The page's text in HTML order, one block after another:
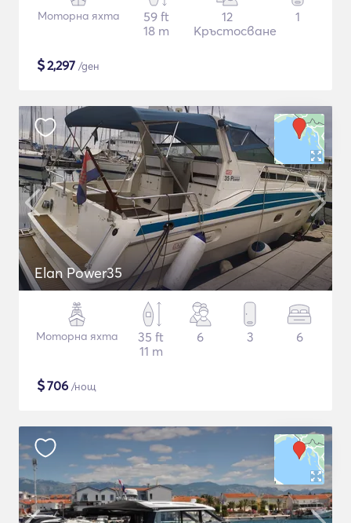
Моторна яхта
59 ft
18 m
12
Кръстосване
1
$2,297 /ден
Elan Power35
Моторна яхта
35 ft
11 m
6 3 6
$706 /нощ